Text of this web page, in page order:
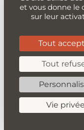
travaillent
dans le
Tu peux
et suivre
et vous donne le
sur leur
Tout
Tout
Vie privée